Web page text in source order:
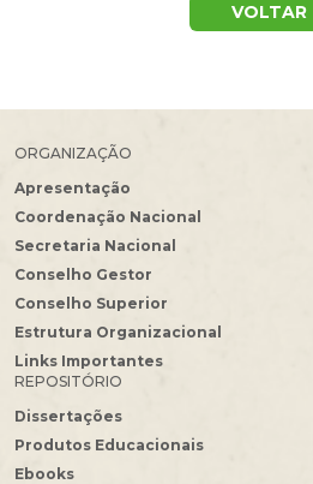
VOLTAR
ORGANIZAÇÃO
Apresentação
Coordenação Nacional
Secretaria Nacional
Conselho Gestor
Conselho Superior
Estrutura Organizacional
Links Importantes
REPOSITÓRIO
Dissertações
Produtos Educacionais
Ebooks